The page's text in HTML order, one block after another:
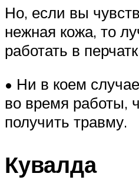
Но, если вы
нежная кожа, то
работать в
• Ни в коем
во время работы,
получить травму.
Кувалда